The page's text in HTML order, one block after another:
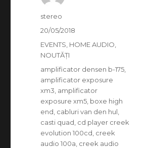
Autor
stereo
Publicat
20/05/2018
Categorii
EVENTS HOME AUDIO
NOUTĂȚI
Etichete
amplificator densen b-175
amplificator exposure
xm3 amplificator
exposure xm5 boxe high
end cabluri van den hul
casti quad cd player creek
evolution 100cd creek
audio 100a creek audio